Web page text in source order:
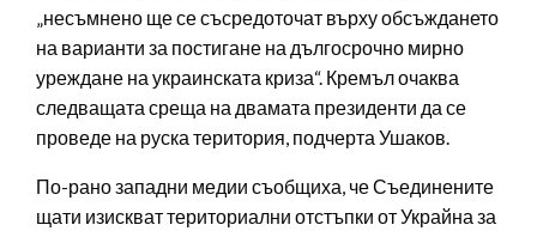
„несъмнено ще се съсредоточат върху обсъждането
на варианти за постигане на дългосрочно мирно
уреждане на украинската криза“. Кремъл очаква
следващата среща на двамата президенти да се
проведе на руска територия, подчерта Ушаков.
По-рано западни медии съобщиха, че Съединените
щати изискват териториални отстъпки от Украйна за